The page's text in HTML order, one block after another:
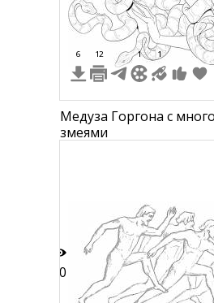
6 12 1 1
Медуза Горгона с
змеями
20